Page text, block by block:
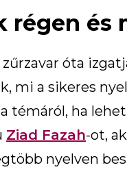
régen és
óta
mi a sikeres
témáról, ha
Ziad Fazah-ot,
nyelven